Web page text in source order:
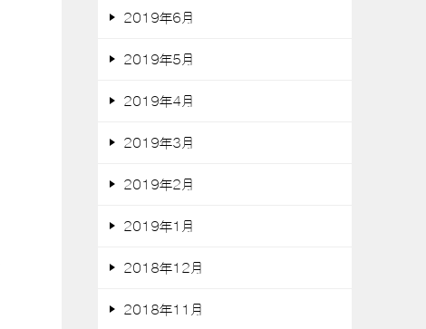
2019年6月
2019年5月
2019年4月
2019年3月
2019年2月
2019年1月
2018年12月
2018年11月